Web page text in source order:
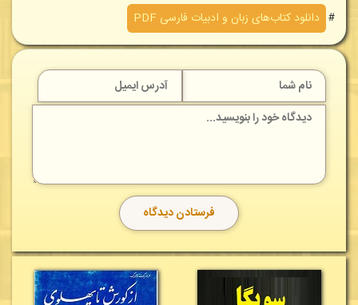
＃ دانلود کتاب‌های زبان و ادبیات فارسی PDF